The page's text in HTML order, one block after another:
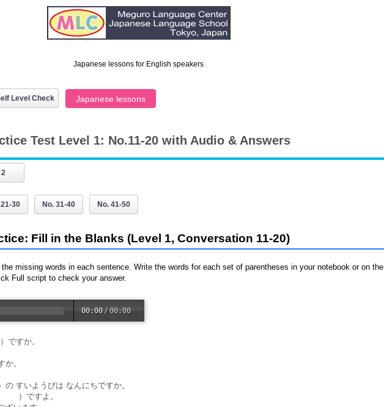
Japanese lessons for English speakers
Level Check Japanese lessons
Test Level 1: No.11-20 with Audio & Answers
2
21-30 No. 31-40 No. 41-50
Fill in the Blanks (Level 1, Conversation 11-20)
missing words in each sentence. Write the words for each set of parentheses in your notebook or on the
Full script to check your answer.
00:00 /00:00
すか。
。
いようびは なんにちですか。
）ですよ。